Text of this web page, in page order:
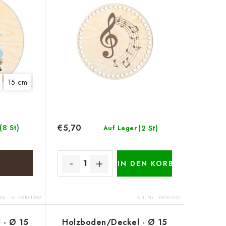
15 cm 22 cm
(8 St)
VI-KR10-1009
Auf Lager (2 St)
€5,70
IN DEN KORB
Art.-Nr.: KR20-093
- Ø 15
Holzboden/Deckel - Ø 15